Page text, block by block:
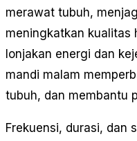
merawat tubuh,
meningkatkan kualitas
lonjakan energi dan
mandi malam
tubuh, dan membantu
Frekuensi, durasi, dan